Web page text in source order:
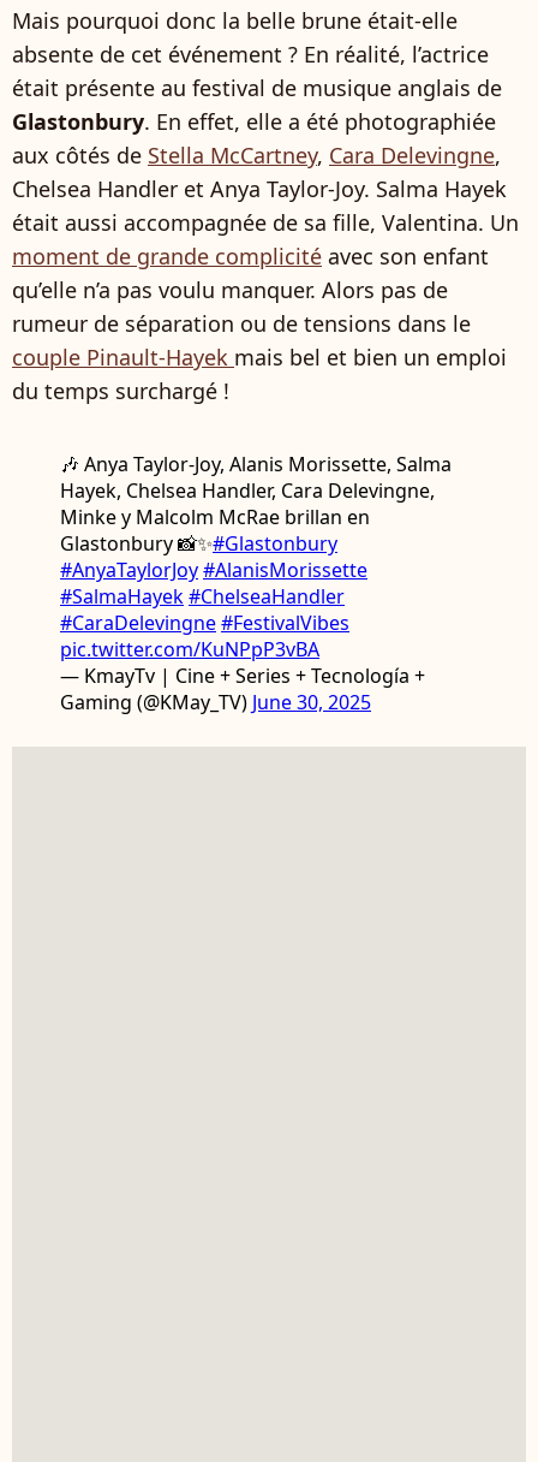
Mais pourquoi donc la belle brune était-elle
absente de cet événement ? En réalité, l’actrice
était présente au festival de musique anglais de
Glastonbury. En effet, elle a été photographiée
aux côtés de Stella McCartney, Cara Delevingne,
Chelsea Handler et Anya Taylor-Joy. Salma Hayek
était aussi accompagnée de sa fille, Valentina. Un
moment de grande complicité avec son enfant
qu’elle n’a pas voulu manquer. Alors pas de
rumeur de séparation ou de tensions dans le
couple Pinault-Hayek mais bel et bien un emploi
du temps surchargé !
🎶 Anya Taylor-Joy, Alanis Morissette, Salma
Hayek, Chelsea Handler, Cara Delevingne,
Minke y Malcolm McRae brillan en
Glastonbury 📸✨#Glastonbury
#AnyaTaylorJoy#AlanisMorissette
#SalmaHayek#ChelseaHandler
#CaraDelevingne#FestivalVibes
pic.twitter.com/KuNPpP3vBA
— KmayTv | Cine + Series + Tecnología +
Gaming (@KMay_TV) June 30, 2025